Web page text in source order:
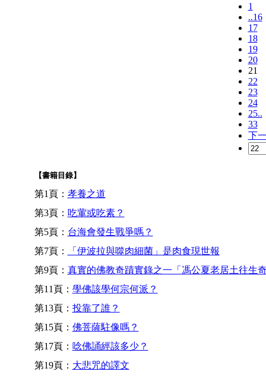
1
..16
17
18
19
20
21
22
23
24
25..
33
下
【書籍目錄】
第1頁： 孝養之道
第3頁： 吃葷或吃素？
第5頁： 台海會發生戰爭嗎？
第7頁：
「伊波拉與噬肉細菌」是肉食現世報
第9頁： 真實的佛教奇蹟實錄之一「馮公夏老居土往生
第11頁： 學佛該學何宗何派？
第13頁： 投靠了誰？
第15頁： 佛菩薩駐像嗎？
第17頁： 唸佛誦經該多少？
第19頁： 大悲咒的譯文